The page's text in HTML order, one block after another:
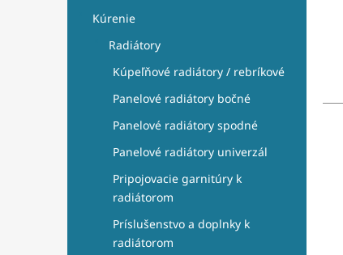
Kúrenie
Radiátory
Kúpeľňové radiátory / rebríkové
Panelové radiátory bočné
Panelové radiátory spodné
Panelové radiátory univerzál
Pripojovacie garnitúry k
radiátorom
Príslušenstvo a doplnky k
radiátorom